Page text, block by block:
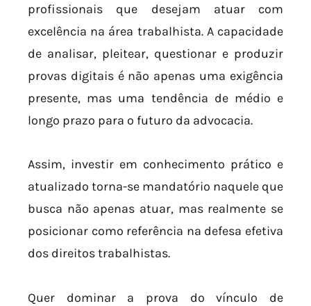
profissionais que desejam atuar com
excelência na área trabalhista. A capacidade
de analisar, pleitear, questionar e produzir
provas digitais é não apenas uma exigência
presente, mas uma tendência de médio e
longo prazo para o futuro da advocacia.
Assim, investir em conhecimento prático e
atualizado torna-se mandatório naquele que
busca não apenas atuar, mas realmente se
posicionar como referência na defesa efetiva
dos direitos trabalhistas.
Quer dominar a prova do vínculo de